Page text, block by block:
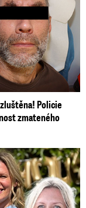
Policie
zmateného
pravý táta